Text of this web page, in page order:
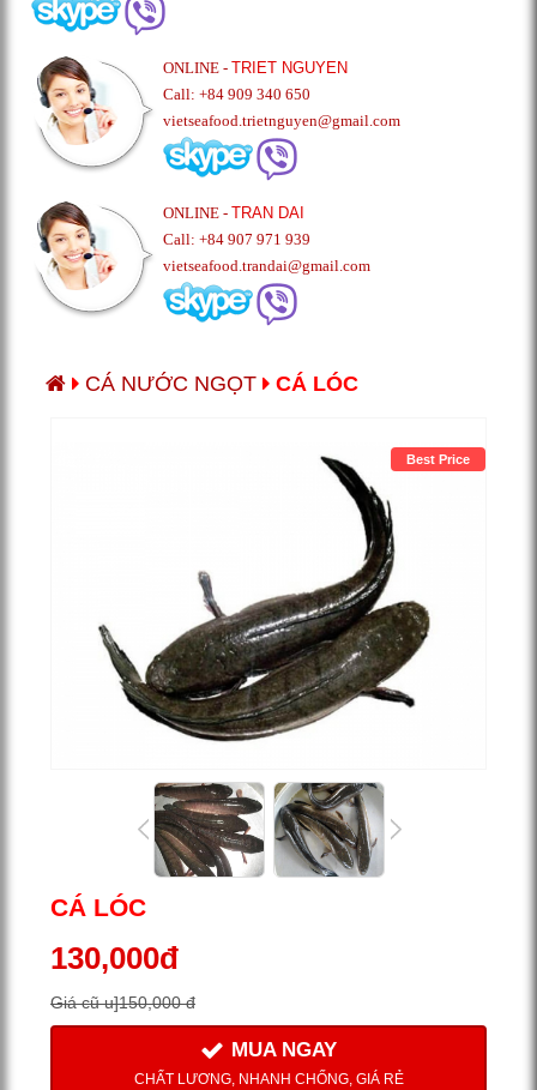
ONLINE -TRIET NGUYEN
Call: +84 909 340 650
vietseafood.trietnguyen@gmail.com
ONLINE -TRAN DAI
Call: +84 907 971 939
vietseafood.trandai@gmail.com
CÁ NƯỚC NGỌT CÁ LÓC
Best Price
CÁ LÓC
130,000đ
Giá cũ u]150,000 đ
MUA NGAY
CHẤT LƯƠNG, NHANH CHỐNG, GIÁ RẺ